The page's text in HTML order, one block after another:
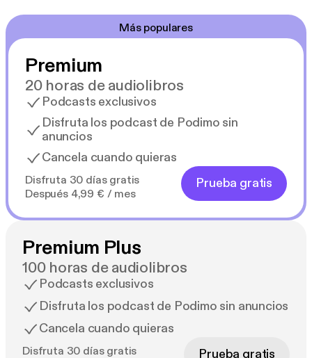
Más populares
Premium
20 horas de audiolibros
Podcasts exclusivos
Disfruta los podcast de Podimo sin
anuncios
Cancela cuando quieras
Disfruta 30 días gratis
Después 4,99 € / mes
Prueba gratis
Premium Plus
100 horas de audiolibros
Podcasts exclusivos
Disfruta los podcast de Podimo sin anuncios
Cancela cuando quieras
Disfruta 30 días gratis
Prueba gratis